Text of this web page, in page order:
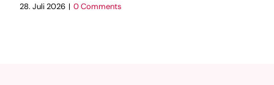
28. Juli 2026 | 0 Comments